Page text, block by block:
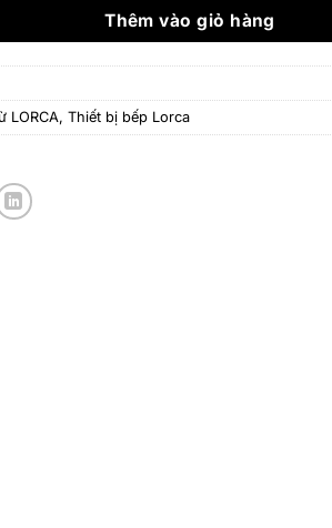
Thêm vào giỏ hàng
LORCA, Thiết bị bếp Lorca